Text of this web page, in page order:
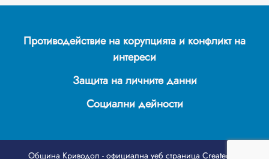
Противодействие на корупцията и конфликт на
интереси
Защита на личните данни
Социални дейности
Община Криводол - официална уеб страница Created by